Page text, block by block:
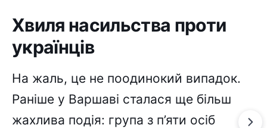
Хвиля насильства проти
українців
На жаль, це не поодинокий випадок.
Раніше у Варшаві сталася ще більш
жахлива подія: група з п’яти осіб